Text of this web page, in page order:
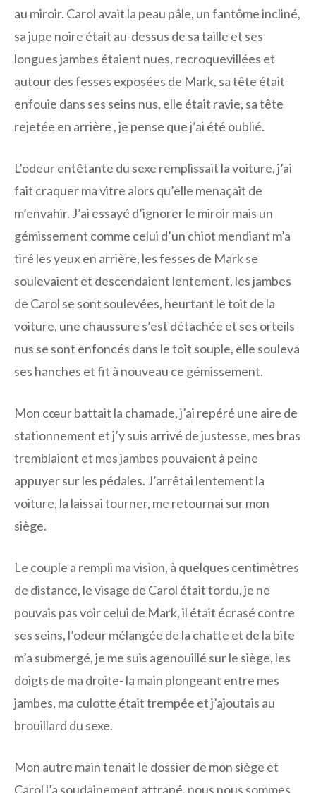
au miroir. Carol avait la peau pâle, un fantôme incliné,
sa jupe noire était au-dessus de sa taille et ses
longues jambes étaient nues, recroquevillées et
autour des fesses exposées de Mark, sa tête était
enfouie dans ses seins nus, elle était ravie, sa tête
rejetée en arrière , je pense que j’ai été oublié.
L’odeur entêtante du sexe remplissait la voiture, j’ai
fait craquer ma vitre alors qu’elle menaçait de
m’envahir. J’ai essayé d’ignorer le miroir mais un
gémissement comme celui d’un chiot mendiant m’a
tiré les yeux en arrière, les fesses de Mark se
soulevaient et descendaient lentement, les jambes
de Carol se sont soulevées, heurtant le toit de la
voiture, une chaussure s’est détachée et ses orteils
nus se sont enfoncés dans le toit souple, elle souleva
ses hanches et fit à nouveau ce gémissement.
Mon cœur battait la chamade, j’ai repéré une aire de
stationnement et j’y suis arrivé de justesse, mes bras
tremblaient et mes jambes pouvaient à peine
appuyer sur les pédales. J’arrêtai lentement la
voiture, la laissai tourner, me retournai sur mon
siège.
Le couple a rempli ma vision, à quelques centimètres
de distance, le visage de Carol était tordu, je ne
pouvais pas voir celui de Mark, il était écrasé contre
ses seins, l’odeur mélangée de la chatte et de la bite
m’a submergé, je me suis agenouillé sur le siège, les
doigts de ma droite- la main plongeant entre mes
jambes, ma culotte était trempée et j’ajoutais au
brouillard du sexe.
Mon autre main tenait le dossier de mon siège et
Carol l’a soudainement attrapé, nous nous sommes